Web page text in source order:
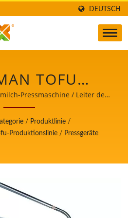
DEUTSCH
TOFU
TOFU-
TOFU-
TOFU-
Pressmaschine / Leiter der
Tofu- und
mit oberster Priorität
/ Produktlinie /
Produktionslinie / Pressgeräte